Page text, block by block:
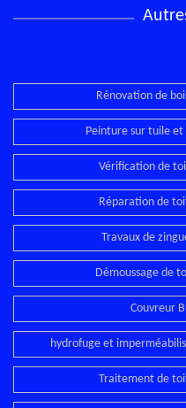
Rénovation de
Peinture sur tuile
Vérification de
Réparation de
Travaux de
Démoussage de
Couvreur
hydrofuge et
Traitement de